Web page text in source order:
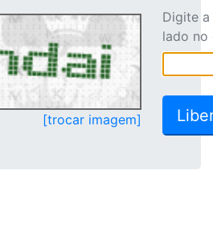
[trocar imagem]
Digite
lado no